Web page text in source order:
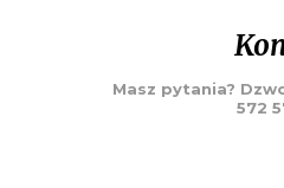
Masz pytania?
572